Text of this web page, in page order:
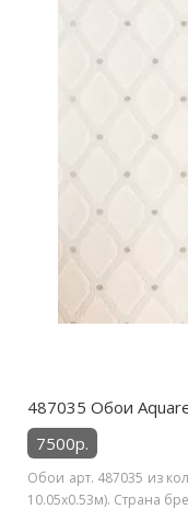
487035 Обои
7500р.
Обои арт. 487035 из
10.05х0.53м). Страна